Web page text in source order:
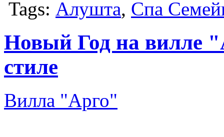
Tags: Алушта, Спа
Новый Год на вилле
стиле
Вилла "Арго"